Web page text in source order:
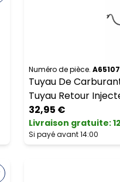
Numéro de pièce.
Tuyau De
Tuyau Retour
32,95 €
Livraison gratuite:
Si payé avant 14:00